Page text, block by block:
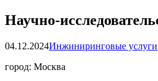
Научно-
04.12.2024Инжиниринговые услуги
город: Москва